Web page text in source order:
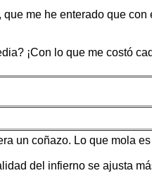
me he enterado que
¡Con lo que me costó
un coñazo. Lo que mola es
del infierno se ajusta